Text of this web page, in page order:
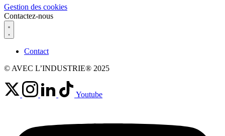
Gestion des cookies
Contactez-nous
Contact
© AVEC L’INDUSTRIE® 2025
Youtube